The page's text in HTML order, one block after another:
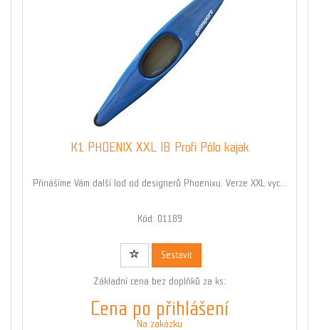
K1 PHOENIX XXL IB Profi Pólo kajak
Přinášíme Vám další loď od designerů Phoenixu. Verze XXL vyc...
Kód: 01189
Sestavit
Základní cena bez doplňků za ks:
Cena po přihlášení
Na zakázku